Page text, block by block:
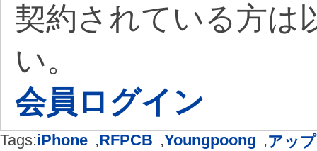
契約されている方は
い。
会員ログイン
Tags:iPhone ,RFPCB ,Youngpoong ,アップ